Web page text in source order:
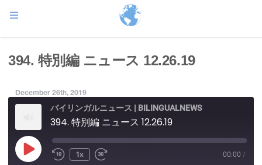
394. 特別編 ニュース 12.26.19
December 26th, 2019
バイリンガルニュース | BILINGUALNEWS
394. 特別編 ニュース 12.26.19
Play
Episode
1x 00:00 /